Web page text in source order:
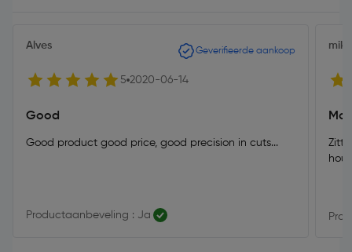
Alves Geverifieerde aankoop
5 2020-06-14
Good
Good product good price, good precision in cuts...
Productaanbeveling : Ja